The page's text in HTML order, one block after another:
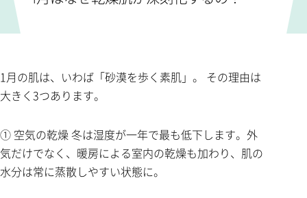
1月の肌は、いわば「砂漠を歩く素肌」。 その理由は
大きく3つあります。
① 空気の乾燥 冬は湿度が一年で最も低下します。外
気だけでなく、暖房による室内の乾燥も加わり、肌の
水分は常に蒸散しやすい状態に。